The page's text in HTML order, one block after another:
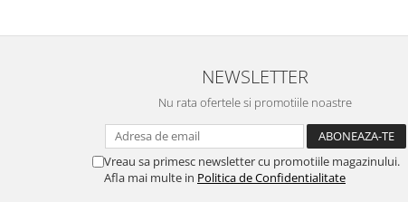
NEWSLETTER
Nu rata ofertele si promotiile noastre
Vreau sa primesc newsletter cu promotiile magazinului.
Afla mai multe in Politica de Confidentialitate